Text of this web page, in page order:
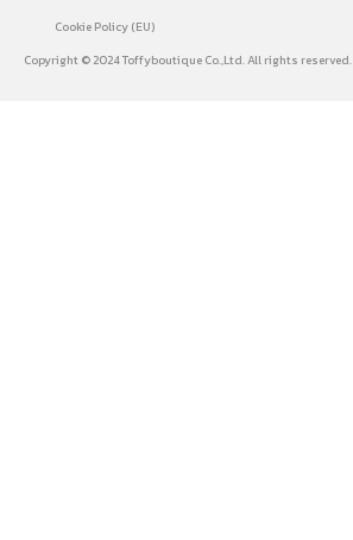
Cookie Policy (EU)
Copyright © 2024 Toffyboutique Co.,Ltd. All rights reserved.